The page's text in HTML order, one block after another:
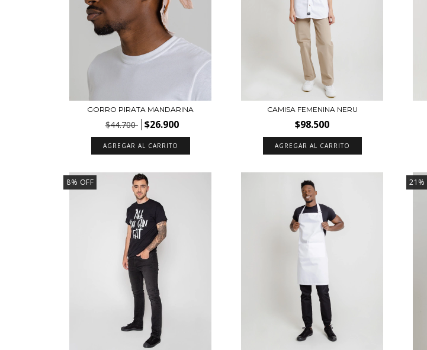
GORRO PIRATA MANDARINA
$44.700 $26.900
AGREGAR AL CARRITO
CAMISA FEMENINA NERU
$98.500
AGREGAR AL CARRITO
8% OFF 21 %